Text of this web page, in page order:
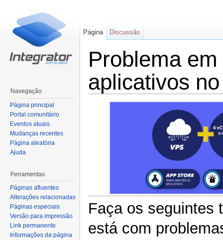
Problema
aplicativos
Faça os seguintes
está com
Página Discussão
Navegação
Página principal
Portal comunitário
Eventos atuais
Mudanças recentes
Página aleatória
Ajuda
Ferramentas
Páginas afluentes
Alterações relacionadas
Páginas especiais
Versão para impressão
Link permanente
Informações da página